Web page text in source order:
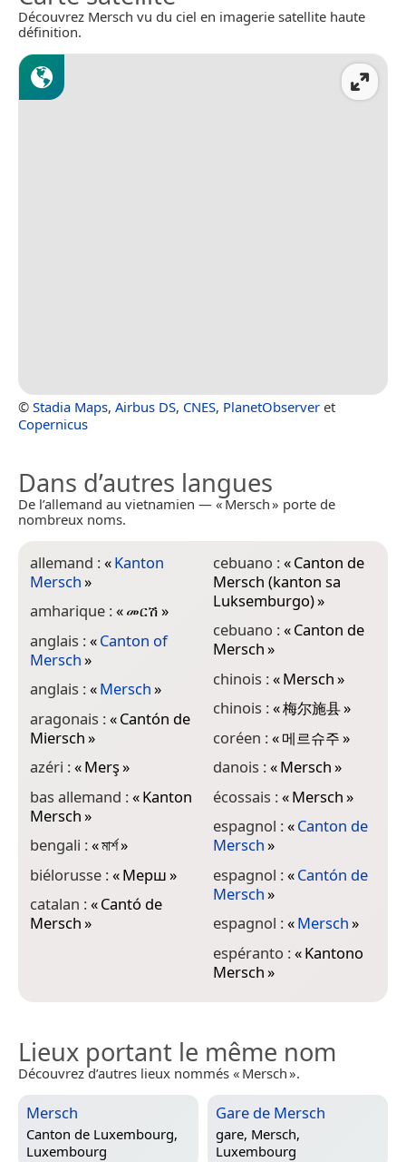
Découvrez Mersch vu du ciel en imagerie satellite haute
définition.
© Stadia Maps, Airbus DS, CNES, PlanetObserver et
Copernicus
Dans d’autres langues
De l’allemand au vietnamien — « Mersch » porte de
nombreux noms.
allemand :«Kanton
Mersch»
amharique :«መርሽ»
anglais :«Canton of
Mersch»
anglais :«Mersch»
aragonais :«Cantón de
Miersch»
azéri :«Merş»
bas allemand :«Kanton
Mersch»
bengali :«মার্শ»
biélorusse :«Мерш»
catalan :«Cantó de
Mersch»
cebuano :«Canton de
Mersch (kanton sa
Luksemburgo)»
cebuano :«Canton de
Mersch»
chinois :«Mersch»
chinois :«梅尔施县»
coréen :«메르슈주»
danois :«Mersch»
écossais :«Mersch»
espagnol :«Canton de
Mersch»
espagnol :«Cantón de
Mersch»
espagnol :«Mersch»
espéranto :«Kantono
Mersch»
Lieux portant le même nom
Découvrez d’autres lieux nommés « Mersch ».
Mersch
Canton de Luxembourg,
Luxembourg
Gare de Mersch
gare, Mersch,
Luxembourg